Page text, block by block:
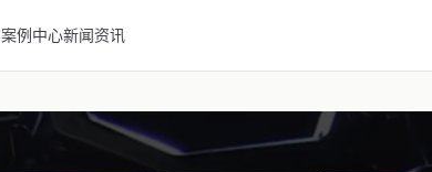
案例中心新闻资讯